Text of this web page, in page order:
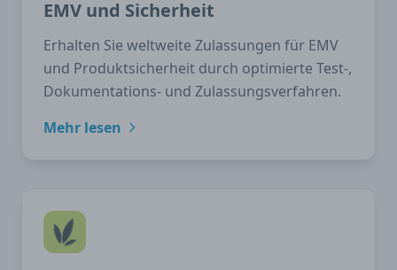
EMV und Sicherheit
Erhalten Sie weltweite Zulassungen für EMV
und Produktsicherheit durch optimierte Test-,
Dokumentations- und Zulassungsverfahren.
Mehr lesen